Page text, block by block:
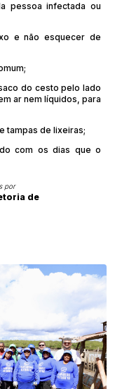
pessoa infectada ou
e não esquecer de
do cesto pelo lado
ar nem líquidos, para
tampas de lixeiras;
com os dias que o
por
de